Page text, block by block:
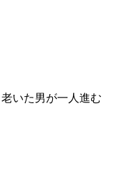
いた男が一人進む